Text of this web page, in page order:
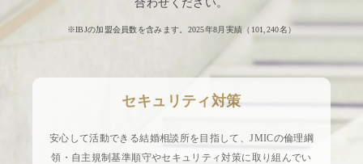
合わせください。
※IBJの加盟会員数を含みます。2025年8月実績（ 101,240名）
セキュリティ対策
安心して活動できる結婚相談所を目指して、JMICの倫理綱
領・自主規制基準順守やセキュリティ対策に取り組んでい